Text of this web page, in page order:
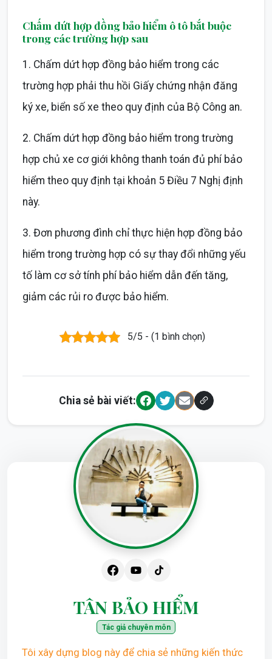
Chấm dứt hợp đồng bảo hiểm ô tô bắt buộc
trong các trường hợp sau
1. Chấm dứt hợp đồng bảo hiểm trong các
trường hợp phải thu hồi Giấy chứng nhận đăng
ký xe, biển số xe theo quy định của Bộ Công an.
2. Chấm dứt hợp đồng bảo hiểm trong trường
hợp chủ xe cơ giới không thanh toán đủ phí bảo
hiểm theo quy định tại khoản 5 Điều 7 Nghị định
này.
3. Đơn phương đình chỉ thực hiện hợp đồng bảo
hiểm trong trường hợp có sự thay đổi những yếu
tố làm cơ sở tính phí bảo hiểm dẫn đến tăng,
giảm các rủi ro được bảo hiểm.
5/5 - (1 bình chọn)
Chia sẻ bài viết:
TÂN BẢO HIỂM
Tác giả chuyên môn
Tôi xây dựng blog này để chia sẻ những kiến thức